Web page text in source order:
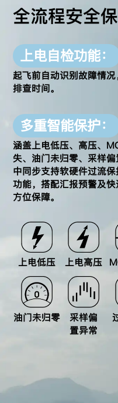
全流程安全
上电自检功能：
起飞前自动识别故障情
排查时间。
多重智能保护：
涵盖上电低压、高压、
失、油门未归零、采样
中同步支持软硬件过流
功能，搭配汇报预警及
方位保障。
上电低压 上电高压
油门未归零
采样偏
置异常